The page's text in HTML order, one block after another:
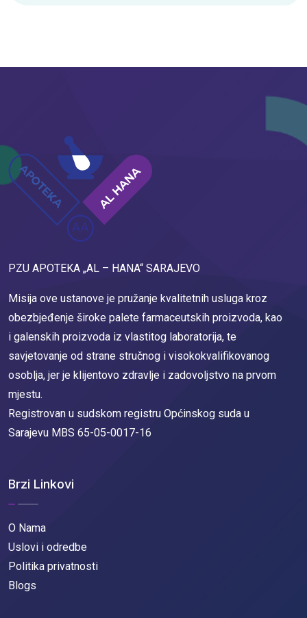
PZU APOTEKA „AL – HANA“ SARAJEVO
Misija ove ustanove je pružanje kvalitetnih usluga kroz
obezbjeđenje široke palete farmaceutskih proizvoda, kao
i galenskih proizvoda iz vlastitog laboratorija, te
savjetovanje od strane stručnog i visokokvalifikovanog
osoblja, jer je klijentovo zdravlje i zadovoljstvo na prvom
mjestu.
Registrovan u sudskom registru Općinskog suda u
Sarajevu MBS 65-05-0017-16
Brzi Linkovi
O Nama
Uslovi i odredbe
Politika privatnosti
Blogs